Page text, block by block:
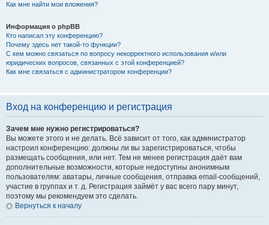
Как мне найти мои вложения?
Информация о phpBB
Кто написал эту конференцию?
Почему здесь нет такой-то функции?
С кем можно связаться по вопросу некорректного использования и/или
юридических вопросов, связанных с этой конференцией?
Как мне связаться с администратором конференции?
Вход на конференцию и регистрация
Зачем мне нужно регистрироваться?
Вы можете этого и не делать. Всё зависит от того, как администратор
настроил конференцию: должны ли вы зарегистрироваться, чтобы
размещать сообщения, или нет. Тем не менее регистрация даёт вам
дополнительные возможности, которые недоступны анонимным
пользователям: аватары, личные сообщения, отправка email-сообщений,
участие в группах и т. д. Регистрация займёт у вас всего пару минут,
поэтому мы рекомендуем это сделать.
Вернуться к началу